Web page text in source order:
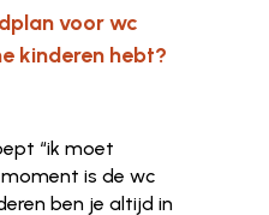
voor wc
kinderen hebt?
“ik moet
is de wc
ben je altijd in